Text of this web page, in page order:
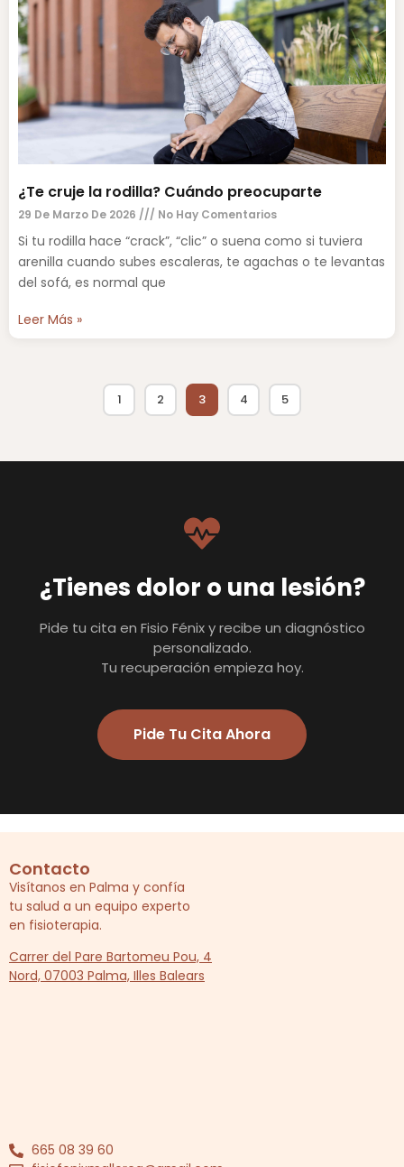
¿Te cruje la rodilla? Cuándo preocuparte
29 De Marzo De 2026 No Hay Comentarios
Si tu rodilla hace “crack”, “clic” o suena como si tuviera
arenilla cuando subes escaleras, te agachas o te levantas
del sofá, es normal que
Leer Más »
1 2 3 4 5
¿Tienes dolor o una lesión?
Pide tu cita en Fisio Fénix y recibe un diagnóstico
personalizado.
Tu recuperación empieza hoy.
Pide Tu Cita Ahora
Contacto
Visítanos en Palma y confía
tu salud a un equipo experto
en fisioterapia.
Carrer del Pare Bartomeu Pou, 4
Nord, 07003 Palma, Illes Balears
665 08 39 60